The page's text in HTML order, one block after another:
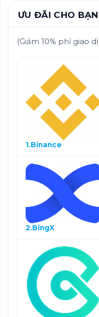
ƯU ĐÃI CHO BẠN
(Giảm 10% phí giao
1.Binance
2.BingX